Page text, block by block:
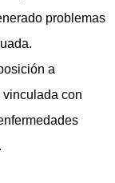
problemas
a
con